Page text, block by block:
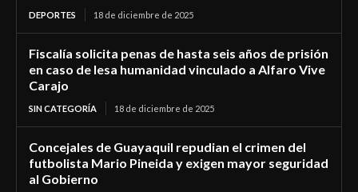
DEPORTES 18 de diciembre de 2025
Fiscalía solicita penas de hasta seis años de prisión
en caso de lesa humanidad vinculado a Alfaro Vive
Carajo
SIN CATEGORÍA 18 de diciembre de 2025
Concejales de Guayaquil repudian el crimen del
futbolista Mario Pineida y exigen mayor seguridad
al Gobierno